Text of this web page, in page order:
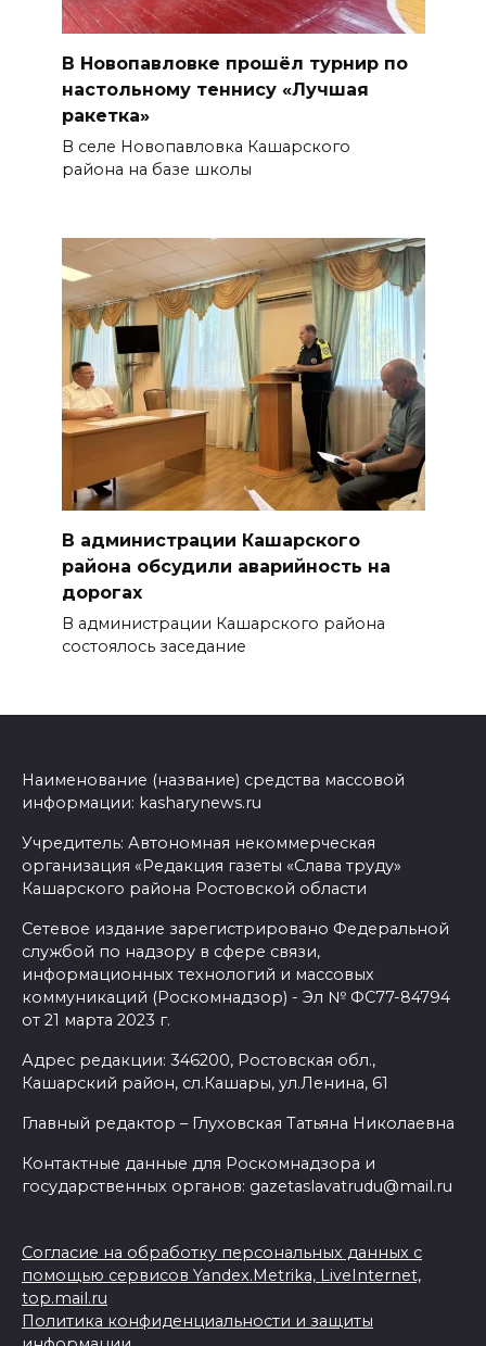
В Новопавловке прошёл турнир по
настольному теннису «Лучшая
ракетка»
В селе Новопавловка Кашарского
района на базе школы
В администрации Кашарского
района обсудили аварийность на
дорогах
В администрации Кашарского района
состоялось заседание
Наименование (название) средства массовой
информации: kasharynews.ru
Учредитель: Автономная некоммерческая
организация «Редакция газеты «Слава труду»
Кашарского района Ростовской области
Сетевое издание зарегистрировано Федеральной
службой по надзору в сфере связи,
информационных технологий и массовых
коммуникаций (Роскомнадзор) - Эл № ФС77-84794
от 21 марта 2023 г.
Адрес редакции: 346200, Ростовская обл.,
Кашарский район, сл.Кашары, ул.Ленина, 61
Главный редактор – Глуховская Татьяна Николаевна
Контактные данные для Роскомнадзора и
государственных органов: gazetaslavatrudu@mail.ru
Согласие на обработку персональных данных с
помощью сервисов Yandex.Metrika, LiveInternet,
top.mail.ru
Политика конфиденциальности и защиты